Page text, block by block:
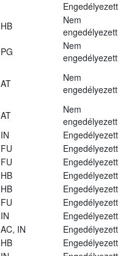
Engedélyezett
HB
Nem
engedélyezett
PG
Nem
engedélyezett
AT
Nem
engedélyezett
AT
Nem
engedélyezett
IN
Engedélyezett
FU
Engedélyezett
FU
Engedélyezett
HB
Engedélyezett
HB
Engedélyezett
FU
Engedélyezett
IN
Engedélyezett
AC, IN
Engedélyezett
HB
Engedélyezett